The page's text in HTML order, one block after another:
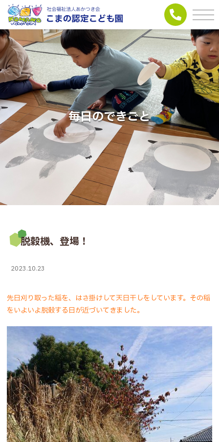
毎日のできごと
脱穀機、登場！
2023.10.23
先日刈り取った稲を、はさ掛けして天日干しをしています。その稲
をいよいよ脱穀する日が近づいてきました。